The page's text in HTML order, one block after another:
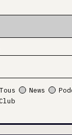
News